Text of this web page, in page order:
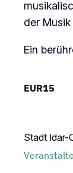
der
Ein
EUR15
Stadt Idar-